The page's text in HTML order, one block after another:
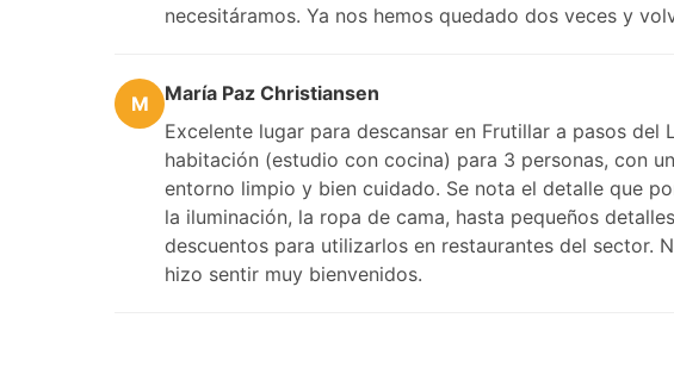
necesitáramos. Ya nos hemos quedado dos veces y
M
María Paz Christiansen
Excelente lugar para descansar en Frutillar a pasos del
habitación (estudio con cocina) para 3 personas, con
entorno limpio y bien cuidado. Se nota el detalle que
la iluminación, la ropa de cama, hasta pequeños
descuentos para utilizarlos en restaurantes del sector.
hizo sentir muy bienvenidos.